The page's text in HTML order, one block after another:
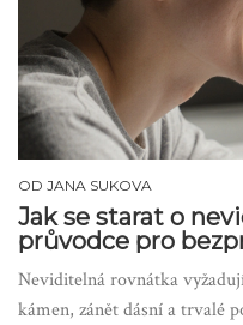
OD JANA SUKOVA
Jak se starat o
průvodce pro
Neviditelná rovnátka
kámen, zánět dásní a trvalé